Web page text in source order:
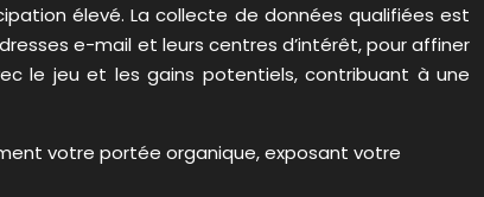
élevé. La collecte de données qualifiées est
e-mail et leurs centres d’intérêt, pour affiner
le jeu et les gains potentiels, contribuant à une
votre portée organique, exposant votre